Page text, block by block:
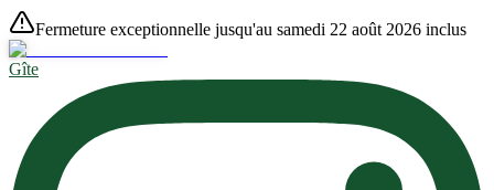
Fermeture exceptionnelle jusqu'au samedi 22 août 2026 inclus
Gîte